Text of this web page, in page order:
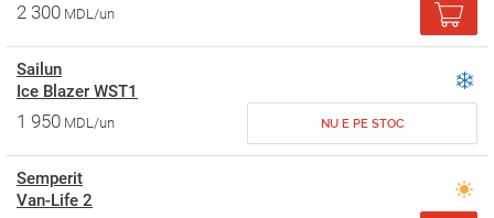
2 300 MDL/un
Sailun
Ice Blazer WST1
1 950 MDL/un NU E PE STOC
Semperit
Van-Life 2